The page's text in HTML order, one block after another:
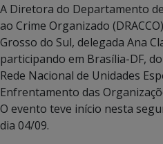
A Diretora do Departamento
ao Crime Organizado
Grosso do Sul, delegada Ana
participando em Brasília-DF,
Rede Nacional de Unidades
Enfrentamento das
O evento teve início nesta
dia 04/09.